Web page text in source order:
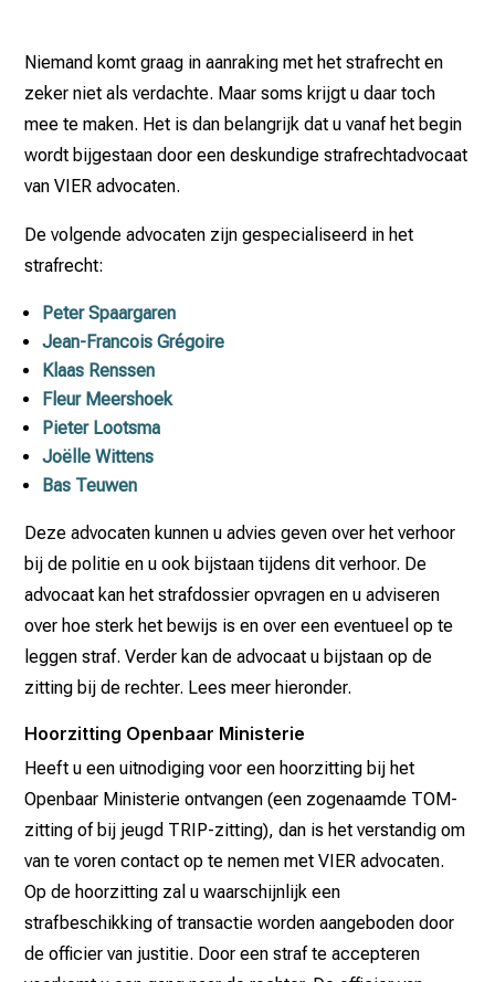
Niemand komt graag in aanraking met het strafrecht en
zeker niet als verdachte. Maar soms krijgt u daar toch
mee te maken. Het is dan belangrijk dat u vanaf het begin
wordt bijgestaan door een deskundige strafrechtadvocaat
van VIER advocaten.
De volgende advocaten zijn gespecialiseerd in het
strafrecht:
Peter Spaargaren
Jean-Francois Grégoire
Klaas Renssen
Fleur Meershoek
Pieter Lootsma
Joëlle Wittens
Bas Teuwen
Deze advocaten kunnen u advies geven over het verhoor
bij de politie en u ook bijstaan tijdens dit verhoor. De
advocaat kan het strafdossier opvragen en u adviseren
over hoe sterk het bewijs is en over een eventueel op te
leggen straf. Verder kan de advocaat u bijstaan op de
zitting bij de rechter. Lees meer hieronder.
Hoorzitting Openbaar Ministerie
Heeft u een uitnodiging voor een hoorzitting bij het
Openbaar Ministerie ontvangen (een zogenaamde TOM-
zitting of bij jeugd TRIP-zitting), dan is het verstandig om
van te voren contact op te nemen met VIER advocaten.
Op de hoorzitting zal u waarschijnlijk een
strafbeschikking of transactie worden aangeboden door
de officier van justitie. Door een straf te accepteren